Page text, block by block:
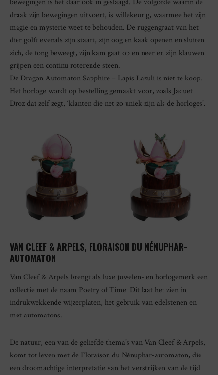
bewegingen is het daar ook in geslaagd. De volgorde waarin de
draak zijn bewegingen uitvoert, is willekeurig, waarmee het zijn
magie en mysterie weet te behouden. De ruggengraat van het
dier golft evenals zijn staart, zijn oog en kaak openen en sluiten
zich, de tong beweegt, zijn kam gaat op en neer en zijn klauwen
grijpen een continu roterende steen.
De Dragon Automaton Sapphire – Lapis Lazuli is niet te koop.
Het horloge wordt op bestelling gemaakt voor, zoals Jaquet
Droz dat zelf zegt, ‘klanten die net zo uniek zijn als de horloges’.
VAN CLEEF & ARPELS, FLORAISON DU NÉNUPHAR-
AUTOMATON
Van Cleef & Arpels brengt als luxe juwelen- en horlogemerk een
collectie met de naam Poetry of Time. Dit laat het zien in
indrukwekkende wijzerplaten, het gebruik van edelstenen en
met automatons.
De natuur, een van de geliefde thema’s van Van Cleef & Arpels,
komt tot leven met de Floraison du Nénuphar-automaton, die
een droomachtige interpretatie van het verstrijken van de tijd